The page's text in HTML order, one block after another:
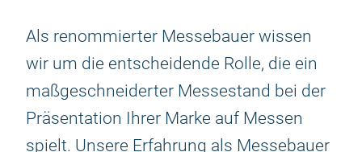
Als renommierter Messebauer wissen
wir um die entscheidende Rolle, die ein
maßgeschneiderter Messestand bei der
Präsentation Ihrer Marke auf Messen
spielt. Unsere Erfahrung als Messebauer